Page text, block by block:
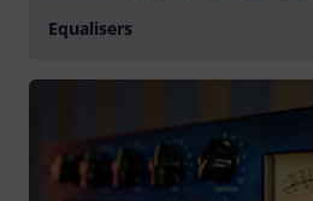
Equalisers